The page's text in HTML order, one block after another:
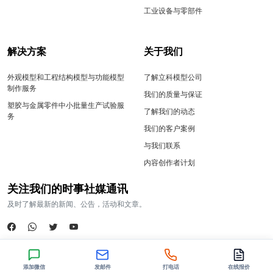
工业设备与零部件
解决方案
外观模型和工程结构模型与功能模型
制作服务
塑胶与金属零件中小批量生产试验服
务
关于我们
了解立科模型公司
我们的质量与保证
了解我们的动态
我们的客户案例
与我们联系
内容创作者计划
关注我们的时事社媒通讯
及时了解最新的新闻、公告，活动和文章。
添加微信 发邮件 打电话 在线报价